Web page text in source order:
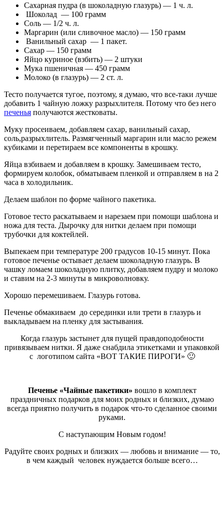
Сахарная пудра (в шоколадную глазурь) — 1 ч. л.
Шоколад — 100 грамм
Соль — 1/2 ч. л.
Маргарин (или сливочное масло) — 150 грамм
Ванильный сахар — 1 пакет.
Сахар — 150 грамм
Яйцо куриное (взбить) — 2 штуки
Мука пшеничная — 450 грамм
Молоко (в глазурь) — 2 ст. л.
Тесто получается тугое, поэтому, я думаю, что все-таки лучше
добавить 1 чайную ложку разрыхлителя. Потому что без него
печенья получаются жестковаты.
Муку просеиваем, добавляем сахар, ванильный сахар,
соль,разрыхлитель. Размягченный маргарин или масло режем
кубиками и перетираем все компоненты в крошку.
Яйца взбиваем и добавляем в крошку. Замешиваем тесто,
формируем колобок, обматываем пленкой и отправляем в на 2
часа в холодильник.
Делаем шаблон по форме чайного пакетика.
Готовое тесто раскатываем и нарезаем при помощи шаблона и
ножа для теста. Дырочку для нитки делаем при помощи
трубочки для коктейлей.
Выпекаем при температуре 200 градусов 10-15 минут. Пока
готовое печенье остывает делаем шоколадную глазурь. В
чашку ломаем шоколадную плитку, добавляем пудру и молоко
и ставим на 2-3 минуты в микроволновку.
Хорошо перемешиваем. Глазурь готова.
Печенье обмакиваем до серединки или трети в глазурь и
выкладываем на пленку для застывания.
Когда глазурь застынет для пущей правдоподобности
привязываем нитки. Я даже снабдила этикетками и упаковкой
с логотипом сайта «ВОТ ТАКИЕ ПИРОГИ» 🙂
Печенье «Чайные пакетики» вошло в комплект
праздничных подарков для моих родных и близких, думаю
всегда приятно получить в подарок что-то сделанное своими
руками.
С наступающим Новым годом!
Радуйте своих родных и близких — любовь и внимание — то,
в чем каждый человек нуждается больше всего…